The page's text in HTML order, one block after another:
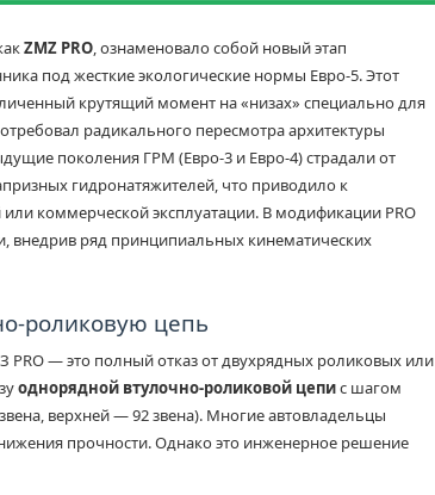
ZMZ PRO, ознаменовало собой новый этап
под жесткие экологические нормы Евро-5. Этот
крутящий момент на «низах» специально для
радикального пересмотра архитектуры
поколения ГРМ (Евро-3 и Евро-4) страдали от
гидронатяжителей, что приводило к
коммерческой эксплуатации. В модификации PRO
внедрив ряд принципиальных кинематических
роликовую цепь
— это полный отказ от двухрядных роликовых или
однорядной втулочно-роликовой цепис шагом
верхней — 92 звена). Многие автовладельцы
прочности. Однако это инженерное решение